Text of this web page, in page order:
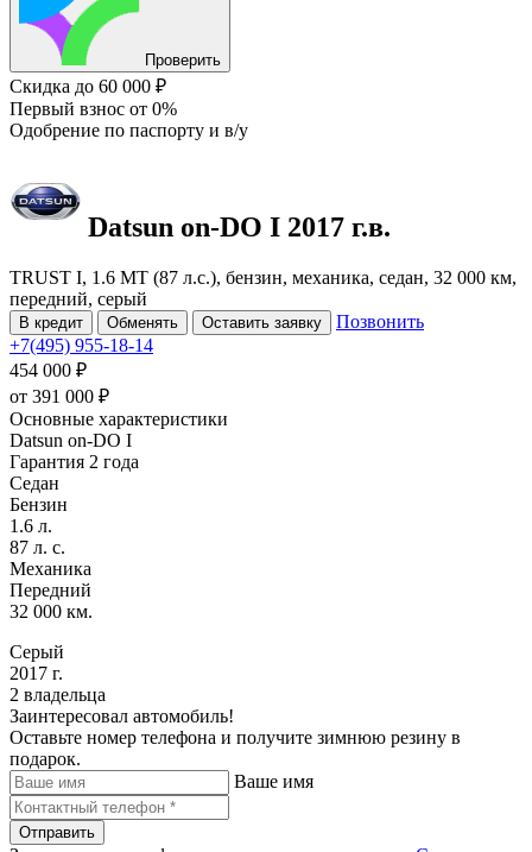
Проверить
Скидка до 60 000 ₽
Первый взнос от 0%
Одобрение по паспорту и в/у
Datsun on-DO I 2017 г.в.
TRUST I, 1.6 MT (87 л.с.), бензин, механика, седан, 32 000 км,
передний, серый
В кредит Обменять Оставить заявку
Позвонить
+7(495) 955-18-14
454 000 ₽
от 391 000 ₽
Основные характеристики
Datsun on-DO I
Гарантия 2 года
Седан
Бензин
1.6 л.
87 л. с.
Механика
Передний
32 000 км.
Серый
2017 г.
2 владельца
Заинтересовал автомобиль!
Оставьте номер телефона и получите зимнюю резину в
подарок.
Ваше имя
Отправить